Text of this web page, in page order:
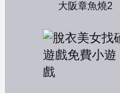
大阪章魚燒2